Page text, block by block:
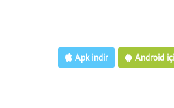
Android
Apk indir